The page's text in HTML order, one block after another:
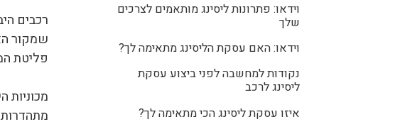
וידאו: פתרונות ליסינג מותאמים לצרכים
שלך
וידאו: האם עסקת הליסינג מתאימה לך?
נקודות למחשבה לפני ביצוע עסקת
ליסינג לרכב
איזו עסקת ליסינג הכי מתאימה לך?
רכבים
שמקור
פליטת
מכוניות